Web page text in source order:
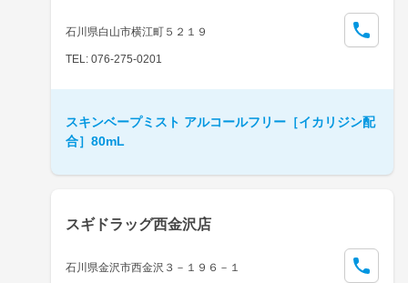
石川県白山市横江町５２１９
TEL: 076-275-0201
スキンベープミスト アルコールフリー［イカリジン配
合］80mL
スギドラッグ西金沢店
石川県金沢市西金沢３－１９６－１